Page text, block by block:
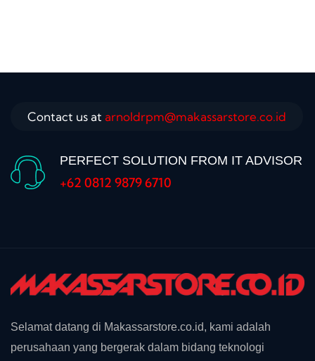
Contact us at arnoldrpm@makassarstore.co.id
PERFECT SOLUTION FROM IT ADVISOR
+62 0812 9879 6710
Selamat datang di Makassarstore.co.id, kami adalah
perusahaan yang bergerak dalam bidang teknologi